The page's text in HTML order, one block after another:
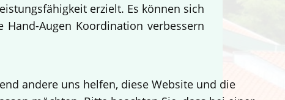
erzielt. Es können sich
Augen Koordination verbessern
andere uns helfen, diese Website und die